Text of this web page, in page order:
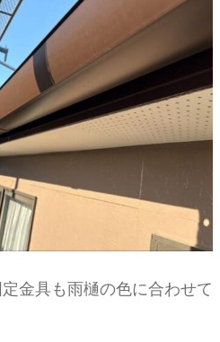
金具も雨樋の色に合わせて